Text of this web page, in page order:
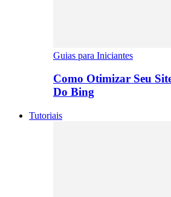
Guias para Iniciantes
Como Otimizar Seu
Do Bing
Tutoriais